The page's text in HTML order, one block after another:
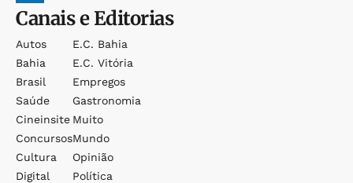
Canais e Editorias
Autos
Bahia
Brasil
Saúde
Cineinsite
Concursos
Cultura
Digital
E.c. Bahia
E.c. Vitória
Empregos
Gastronomia
Muito
Mundo
Opinião
Política